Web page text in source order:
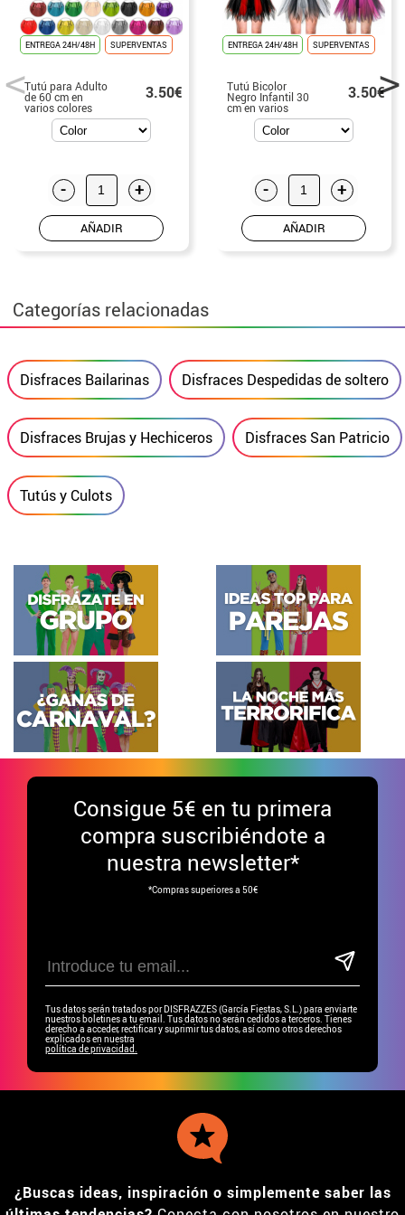
ENTREGA 24H/48H SUPERVENTAS
Tutú para Adulto
de 60 cm en
varios colores
3.50€
- +
AÑADIR
ENTREGA 24H/48H SUPERVENTAS
Tutú Bicolor
Negro Infantil 30
cm en varios
colores
3.50€
- +
AÑADIR
Categorías relacionadas
Disfraces Bailarinas Disfraces Despedidas de soltero
Disfraces Brujas y Hechiceros Disfraces San Patricio
Tutús y Culots
Consigue 5€ en tu primera
compra suscribiéndote a
nuestra newsletter*
*Compras superiores a 50€
Tus datos serán tratados por DISFRAZZES (García Fiestas, S.L.) para enviarte
nuestros boletines a tu email. Tus datos no serán cedidos a terceros. Tienes
derecho a acceder, rectificar y suprimir tus datos, así como otros derechos
explicados en nuestra
política de privacidad.
¿Buscas ideas, inspiración o simplemente saber las